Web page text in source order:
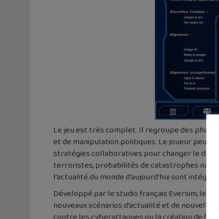
Le jeu est très complet. Il regroupe des
et de manipulation politiques. Le joueur peut
stratégies collaboratives pour changer le
terroristes, probabilités de catastrophes
l’actualité du monde d’aujourd’hui sont intégrés.
Développé par le studio français Eversim, le
nouveaux scénarios d’actualité et de